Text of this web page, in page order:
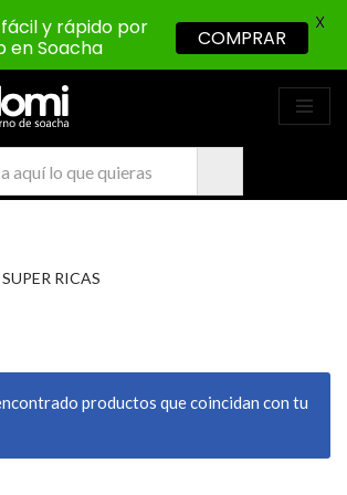
SUPER RICAS
productos que coincidan con tu
y rápido por
en Soacha
COMPRAR
X